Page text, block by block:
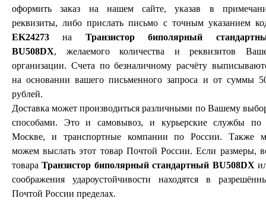
оформить заказ на нашем сайте, указав в
реквизиты, либо прислать письмо с точным указанием
EK24273 на Транзистор биполярный
BU508DX, желаемого количества и реквизитов
организации. Счета по безналичному расчёту
на основании вашего письменного запроса и от суммы
рублей.
Доставка может производиться различными по Вашему
способами. Это и самовывоз, и курьерские службы по
Москве, и транспортные компании по России. Также
можем выслать этот товар Почтой России. Если размеры,
товараТранзистор биполярный стандартный BU508DX
соображения удароустойчивости находятся в
Почтой России пределах.